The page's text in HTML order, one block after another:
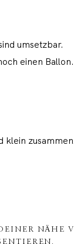
umsetzbar.
einen
klein
NÄHE